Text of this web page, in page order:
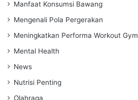
Manfaat Konsumsi Bawang
Mengenali Pola Pergerakan
Meningkatkan Performa Workout Gym
Mental Health
News
Nutrisi Penting
Olahraga